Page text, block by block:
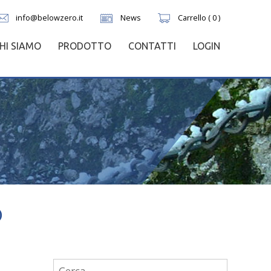
info@belowzero.it News Carrello ( 0 )
SIAMO PRODOTTO CONTATTI LOGIN
Ricerca